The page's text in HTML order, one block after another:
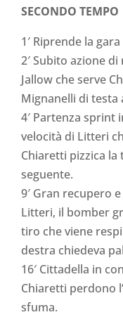
SECONDO TEMPO
1′ Riprende la
2′ Subito azione
Jallow che serve
Mignanelli di testa
4′ Partenza sprint
velocità di Litteri
Chiaretti pizzica
seguente.
9′ Gran recupero
Litteri, il bomber
tiro che viene
destra chiedeva
16′ Cittadella in
Chiaretti perdono
sfuma.